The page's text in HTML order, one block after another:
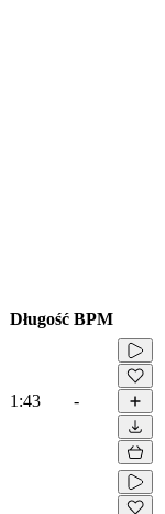
Długość BPM
1:43 -